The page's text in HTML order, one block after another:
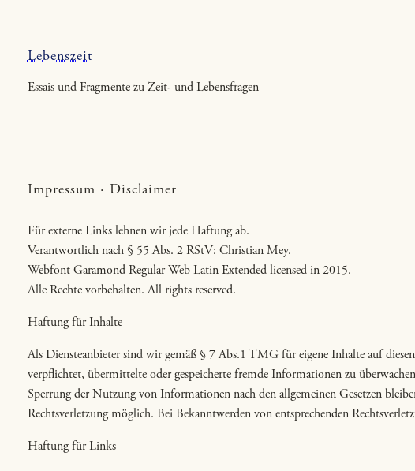
springenLebenszeit
Essais und Fragmente zu Zeit- und Lebensfragen
Impressum · Disclaimer
Für externe Links lehnen wir jede Haftung ab.
Verantwortlich nach § 55 Abs. 2 RStV: Christian Mey.
Webfont Garamond Regular Web Latin Extended licensed in 2015.
Alle Rechte vorbehalten. All rights reserved.
Haftung für Inhalte
Als Diensteanbieter sind wir gemäß § 7 Abs.1 TMG für eigene Inhalte auf
verpflichtet, übermittelte oder gespeicherte fremde Informationen zu
Sperrung der Nutzung von Informationen nach den allgemeinen Gesetzen
Rechtsverletzung möglich. Bei Bekanntwerden von entsprechenden
Haftung für Links